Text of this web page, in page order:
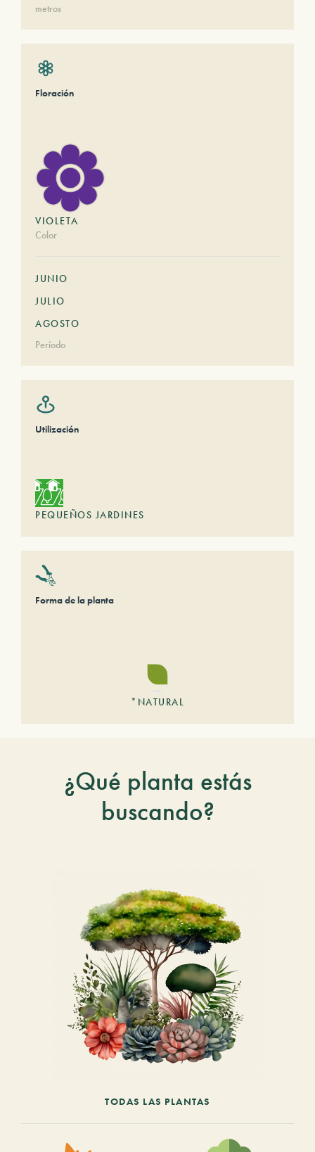
metros
Floración
VIOLETA
Color
JUNIO
JULIO
AGOSTO
Período
Utilización
PEQUEÑOS JARDINES
Forma de la planta
*NATURAL
¿Qué planta estás
buscando?
TODAS LAS PLANTAS